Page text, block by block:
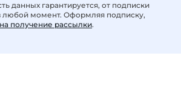
данных гарантируется, от подписки
любой момент. Оформляя подписку,
получение рассылки.